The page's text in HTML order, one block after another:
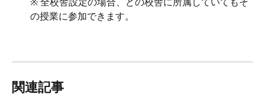
の授業に参加できます。
関連記事